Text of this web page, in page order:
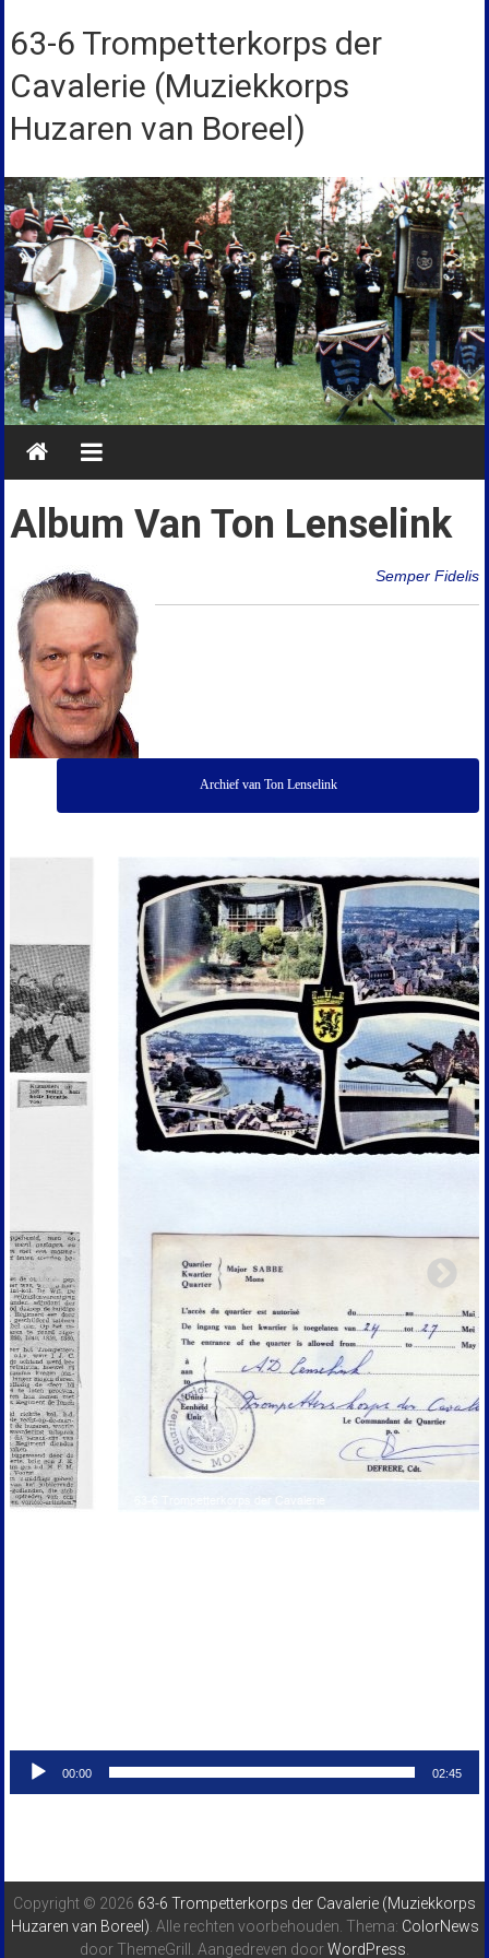
naar
de
inhoud
63-6 Trompetterkorps der
Cavalerie (Muziekkorps
Huzaren van Boreel)
Album Van Ton Lenselink
Semper Fidelis
Archief van Ton Lenselink
Audiospeler
00:00 02:45
Copyright © 2026 63-6 Trompetterkorps der Cavalerie (Muziekkorps
Huzaren van Boreel) . Alle rechten voorbehouden. Thema: ColorNews
door ThemeGrill. Aangedreven doorWordPress